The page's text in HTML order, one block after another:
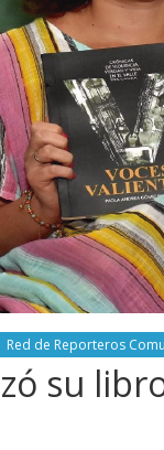
Red de Reporteros
su